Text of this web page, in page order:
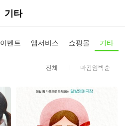
기타
이벤트 앱서비스 쇼핑몰 기타
전체 마감임박순